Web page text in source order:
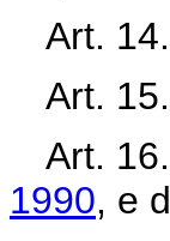
Art. 14.
Art.
Art.
1990, e